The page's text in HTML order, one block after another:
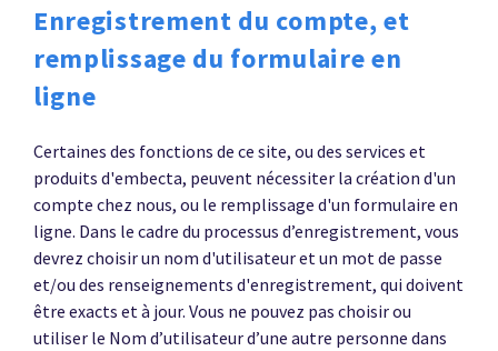
Enregistrement du compte, et
remplissage du formulaire en
ligne
Certaines des fonctions de ce site, ou des services et
produits d'embecta, peuvent nécessiter la création d'un
compte chez nous, ou le remplissage d'un formulaire en
ligne. Dans le cadre du processus d’enregistrement, vous
devrez choisir un nom d'utilisateur et un mot de passe
et/ou des renseignements d'enregistrement, qui doivent
être exacts et à jour. Vous ne pouvez pas choisir ou
utiliser le Nom d’utilisateur d’une autre personne dans